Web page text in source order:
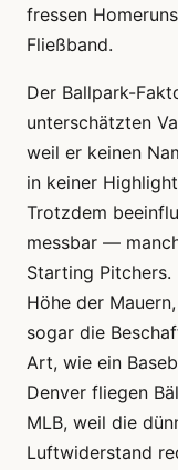
fressen
Fließband.
Der Ballpark-
unterschätzten
weil er keinen
in keiner
Trotzdem
messbar —
Starting Pitchers.
Höhe der
sogar die
Art, wie ein
Denver fliegen
MLB, weil die
Luftwiderstand